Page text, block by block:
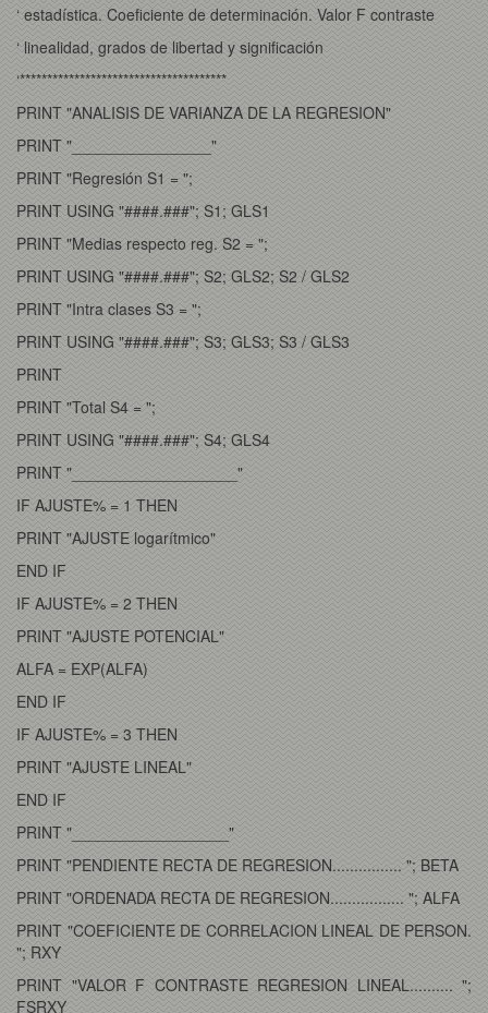
‘ estadística. Coeficiente de determinación. Valor F contraste
‘ linealidad, grados de libertad y significación
‘**************************************
PRINT "ANALISIS DE VARIANZA DE LA REGRESION"
PRINT "________________"
PRINT "Regresión S1 = ";
PRINT USING "####.###"; S1; GLS1
PRINT "Medias respecto reg. S2 = ";
PRINT USING "####.###"; S2; GLS2; S2 / GLS2
PRINT "Intra clases S3 = ";
PRINT USING "####.###"; S3; GLS3; S3 / GLS3
PRINT
PRINT "Total S4 = ";
PRINT USING "####.###"; S4; GLS4
PRINT "___________________"
IF AJUSTE% = 1 THEN
PRINT "AJUSTE logarítmico"
END IF
IF AJUSTE% = 2 THEN
PRINT "AJUSTE POTENCIAL"
ALFA = EXP(ALFA)
END IF
IF AJUSTE% = 3 THEN
PRINT "AJUSTE LINEAL"
END IF
PRINT "__________________"
PRINT "PENDIENTE RECTA DE REGRESION................ "; BETA
PRINT "ORDENADA RECTA DE REGRESION................. "; ALFA
PRINT "COEFICIENTE DE CORRELACION LINEAL DE PERSON.
"; RXY
PRINT "VALOR F CONTRASTE REGRESION LINEAL.......... ";
FSRXY